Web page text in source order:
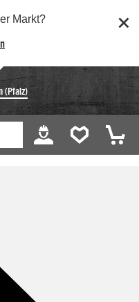
Markt?
(Pfalz)